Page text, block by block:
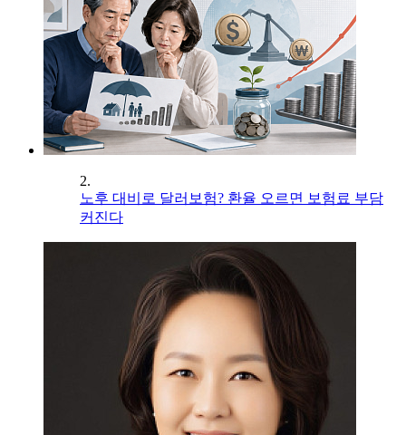
2.
노후 대비로 달러보험? 환율 오르면 보험료 부담
커진다